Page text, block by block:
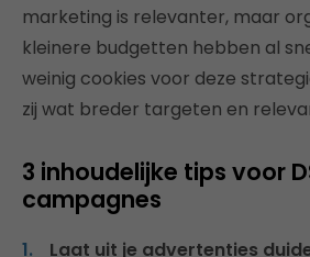
marketing is relevanter, maar
kleinere budgetten hebben al
weinig cookies voor deze
zij wat breder targeten en
3 inhoudelijke tips voor
campagnes
Laat uit je advertenties